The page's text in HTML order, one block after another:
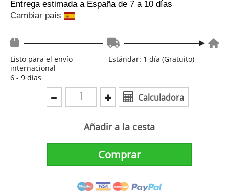
Entrega estimada a España de 7 a 10 días
Cambiar país
Listo para el envío
internacional
6 - 9 días
Estándar: 1 día (Gratuito)
Calculadora
Añadir a la cesta
Comprar